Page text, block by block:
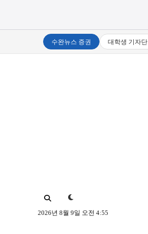
수완뉴스 증권 대학생 기자단
2026년 8월 9일 오전 4:55